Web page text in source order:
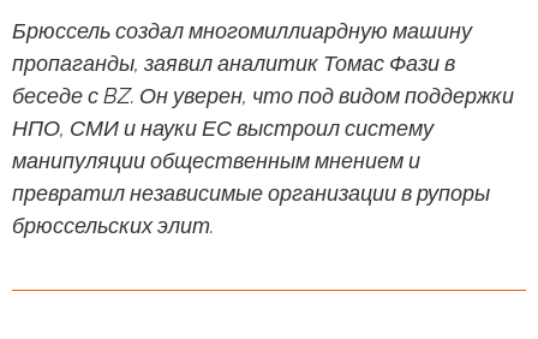
Брюссель создал многомиллиардную машину
пропаганды, заявил аналитик Томас Фази в
беседе с BZ. Он уверен, что под видом поддержки
НПО, СМИ и науки ЕС выстроил систему
манипуляции общественным мнением и
превратил независимые организации в рупоры
брюссельских элит.